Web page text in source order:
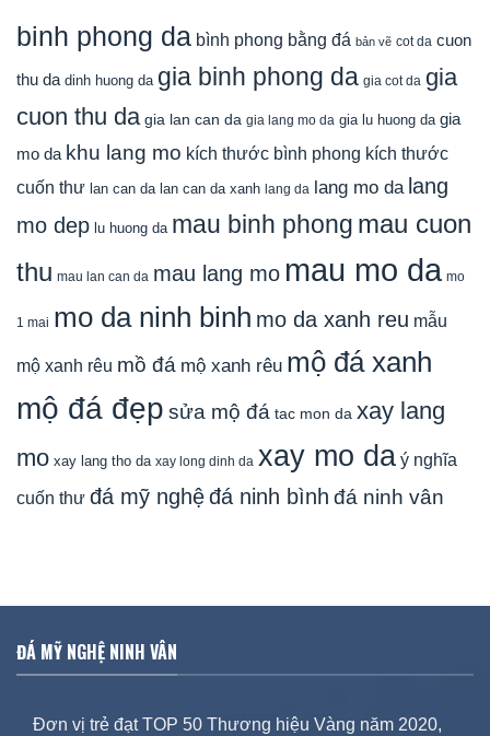
binh phong da bình phong bằng đá bản vẽ cot da cuon
thu da dinh huong da gia binh phong da gia cot da gia
cuon thu da gia lan can da gia lang mo da gia lu huong da gia
mo da khu lang mo kích thước bình phong kích thước
cuốn thư lan can da lan can da xanh lang da lang mo da lang
mo dep lu huong da mau binh phong mau cuon
thu mau lan can da mau lang mo mau mo da mo
1 mai mo da ninh binh mo da xanh reu mẫu
mộ xanh rêu mồ đá mộ xanh rêu mộ đá xanh
mộ đá đẹp sửa mộ đá tac mon da xay lang
mo xay lang tho da xay long dinh da xay mo da ý nghĩa
cuốn thư đá mỹ nghệđá ninh bình đá ninh vân
ĐÁ MỸ NGHỆ NINH VÂN
Đơn vị trẻ đạt TOP 50 Thương hiệu Vàng năm 2020,